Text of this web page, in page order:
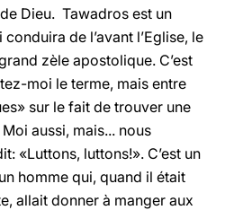
Dieu. Tawadros est un
de l’avant l’Eglise, le
zèle apostolique. C’est
moi le terme, mais entre
sur le fait de trouver une
aussi, mais... nous
«Luttons, luttons!». C’est un
homme qui, quand il était
allait donner à manger aux